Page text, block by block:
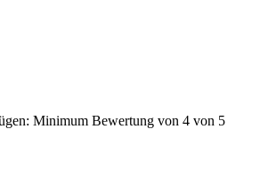
Minimum Bewertung von 4 von 5